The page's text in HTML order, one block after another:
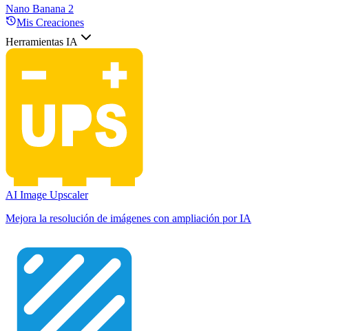
Nano Banana 2
Mis Creaciones
Herramientas IA
AI Image Upscaler
Mejora la resolución de imágenes con ampliación por IA